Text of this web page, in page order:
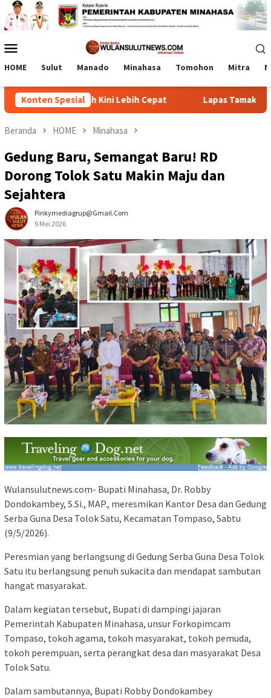
Loncat
ke
konten
Mobile
HOME Sulut Manado Minahasa Tomohon Mitra
Konten Spesial
Wabah Kini Lebih Cepat Lapas Tamako dan
Beranda HOME Minahasa
Gedung Baru, Semangat Baru! RD
Dorong Tolok Satu Makin Maju dan
Sejahtera
Pinkymediagrup@gmail.com
9 Mei 2026
Wulansulutnews.com- Bupati Minahasa, Dr. Robby
Dondokambey, S.Si., MAP., meresmikan Kantor Desa dan Gedung
Serba Guna Desa Tolok Satu, Kecamatan Tompaso, Sabtu
(9/5/2026).
Peresmian yang berlangsung di Gedung Serba Guna Desa Tolok
Satu itu berlangsung penuh sukacita dan mendapat sambutan
hangat masyarakat.
Dalam kegiatan tersebut, Bupati di dampingi jajaran
Pemerintah Kabupaten Minahasa, unsur Forkopimcam
Tompaso, tokoh agama, tokoh masyarakat, tokoh pemuda,
tokoh perempuan, serta perangkat desa dan masyarakat Desa
Tolok Satu.
Dalam sambutannya, Bupati Robby Dondokambey